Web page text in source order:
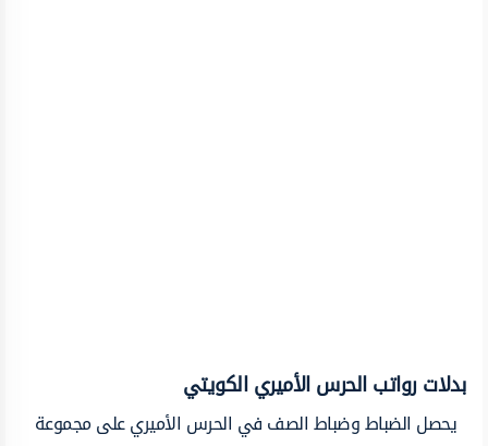
بدلات رواتب الحرس الأميري الكويتي
يحصل الضباط وضباط الصف في الحرس الأميري على مجموعة